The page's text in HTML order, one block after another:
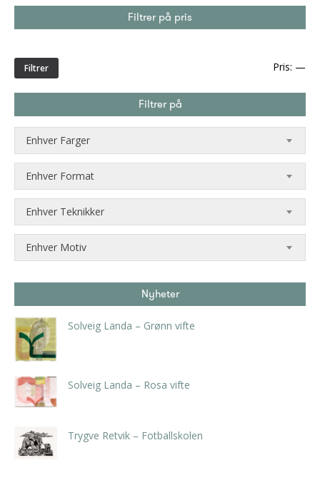
Filtrer på pris
Filtrer Pris: —
Filtrer på
Enhver Farger
Enhver Format
Enhver Teknikker
Enhver Motiv
Nyheter
Solveig Landa – Grønn vifte
Solveig Landa – Rosa vifte
Trygve Retvik – Fotballskolen